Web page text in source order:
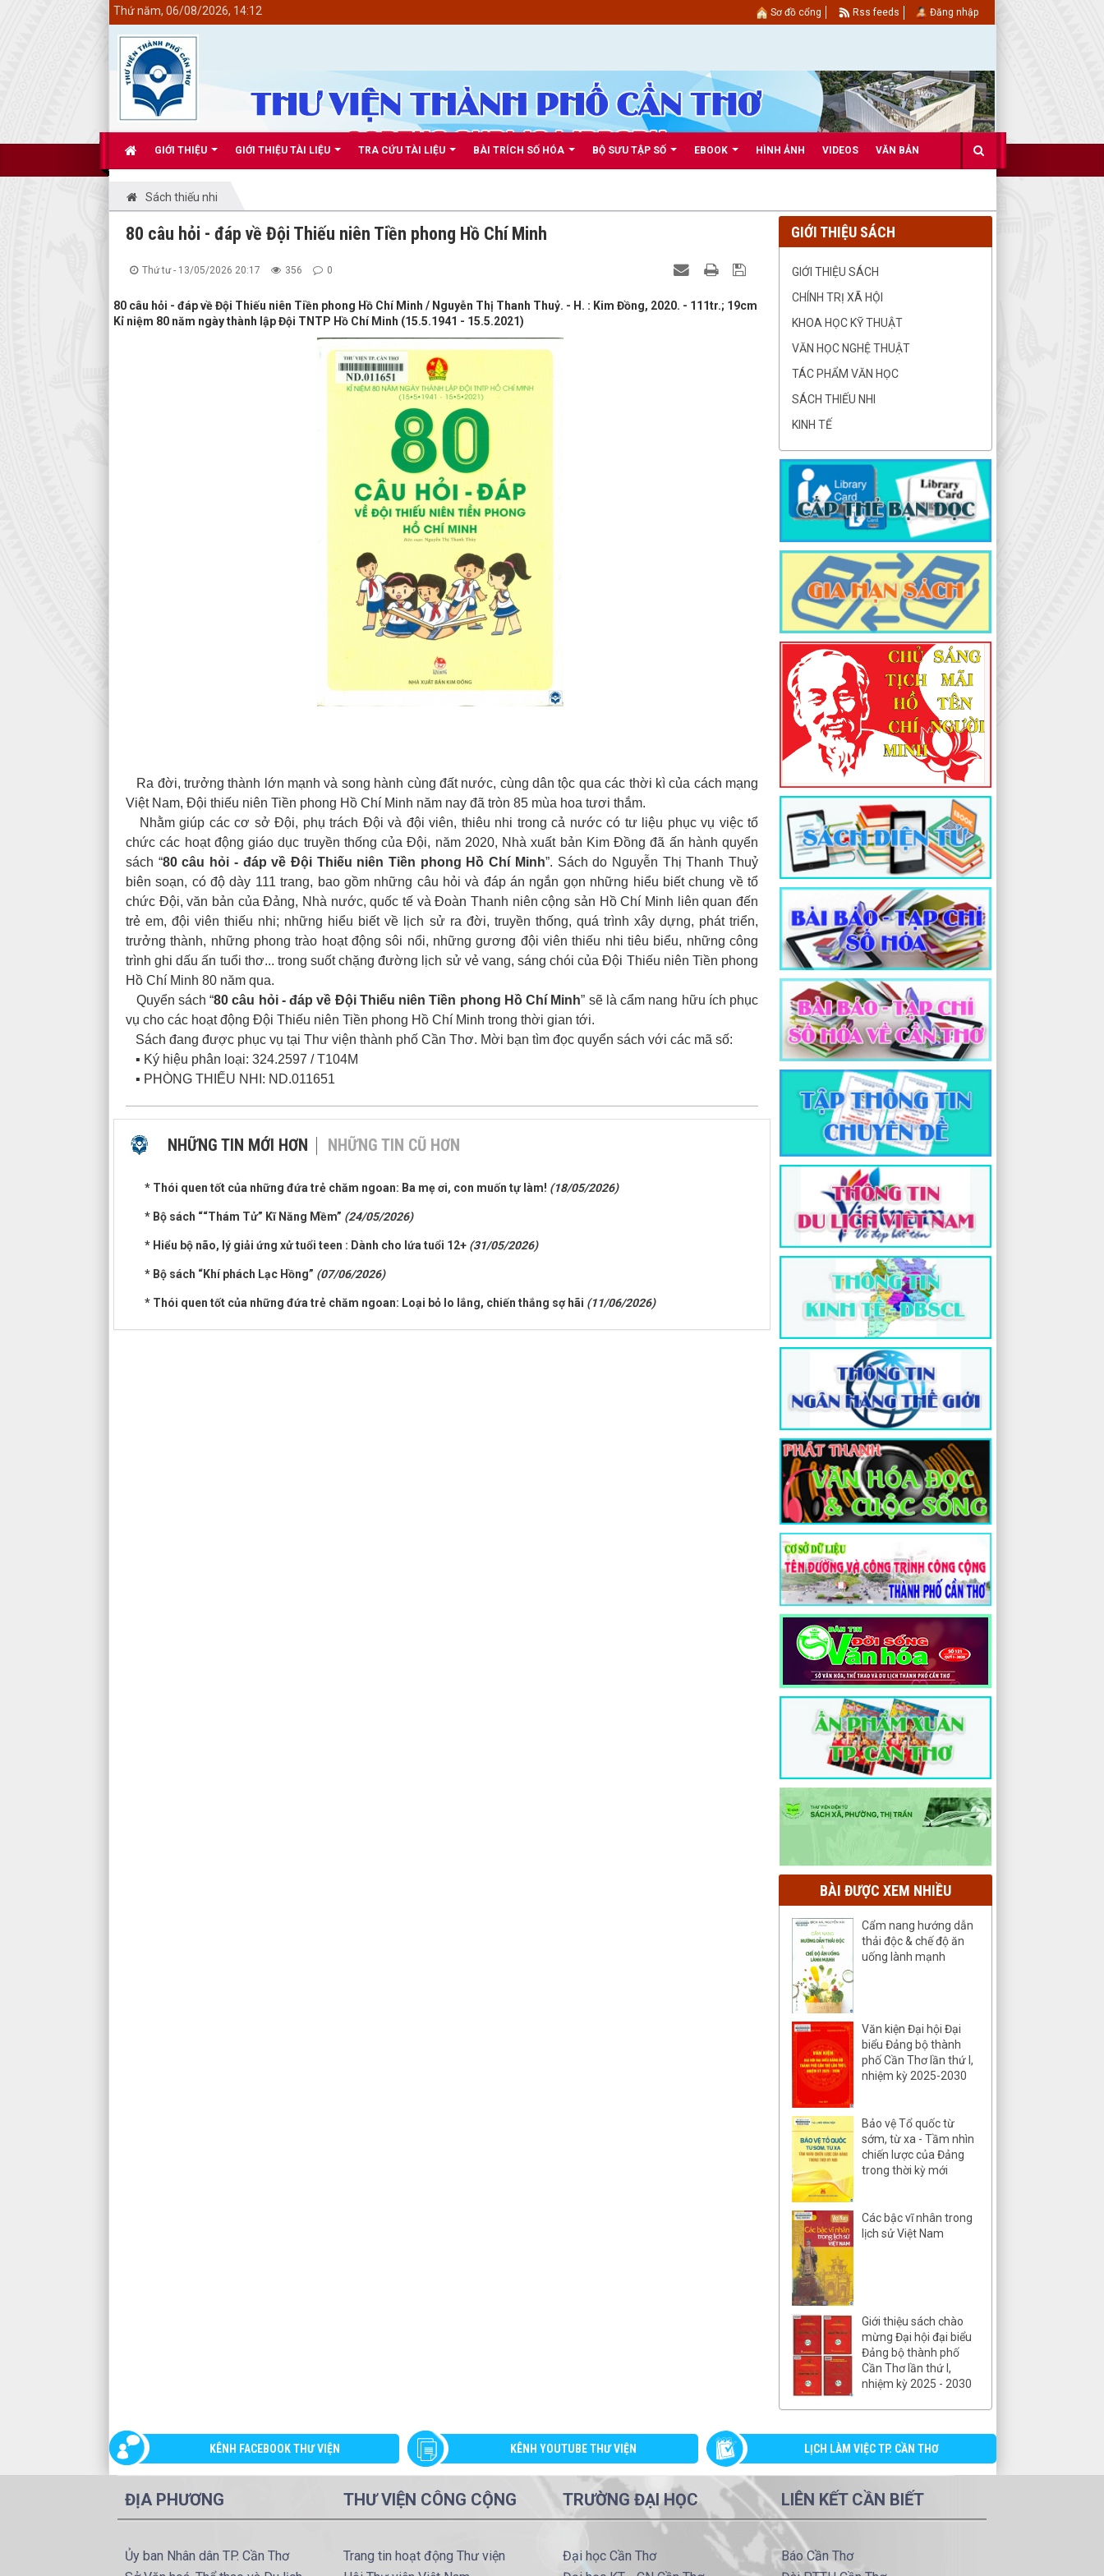
GIỚI THIỆU GIỚI THIỆU TÀI LIỆU TRA CỨU TÀI LIỆU BÀI TRÍCH SỐ HÓA BỘ SƯU TẬP SỐ EBOOK HÌNH ẢNH VIDEOS VĂN BẢN
Thứ năm, 06/08/2026, 14:12 Sơ đồ cổng Rss feeds Đăng nhập
Sách thiếu nhi
80 câu hỏi - đáp về Đội Thiếu niên Tiền phong Hồ Chí Minh
Thứ tư - 13/05/2026 20:17 356 0
80 câu hỏi - đáp về Đội Thiếu niên Tiền phong Hồ Chí Minh / Nguyễn Thị Thanh Thuỷ. - H. : Kim Đồng, 2020. - 111tr.; 19cm
Kỉ niệm 80 năm ngày thành lập Đội TNTP Hồ Chí Minh (15.5.1941 - 15.5.2021)
Ra đời, trưởng thành lớn mạnh và song hành cùng đất nước, cùng dân tộc qua các thời kì của cách mạng
Việt Nam, Đội thiếu niên Tiền phong Hồ Chí Minh năm nay đã tròn 85 mùa hoa tươi thắm.
Nhằm giúp các cơ sở Đội, phụ trách Đội và đội viên, thiêu nhi trong cả nước có tư liệu phục vụ việc tổ
chức các hoạt động giáo dục truyền thống của Đội, năm 2020, Nhà xuất bản Kim Đồng đã ấn hành quyển
sách “80 câu hỏi - đáp về Đội Thiếu niên Tiền phong Hồ Chí Minh”. Sách do Nguyễn Thị Thanh Thuỷ
biên soạn, có độ dày 111 trang, bao gồm những câu hỏi và đáp án ngắn gọn những hiểu biết chung về tổ
chức Đội, văn bản của Đảng, Nhà nước, quốc tế và Đoàn Thanh niên cộng sản Hồ Chí Minh liên quan đến
trẻ em, đội viên thiếu nhi; những hiểu biết về lịch sử ra đời, truyền thống, quá trình xây dựng, phát triển,
trưởng thành, những phong trào hoạt động sôi nổi, những gương đội viên thiếu nhi tiêu biểu, những công
trình ghi dấu ấn tuổi thơ... trong suốt chặng đường lịch sử vẻ vang, sáng chói của Đội Thiếu niên Tiền phong
Hồ Chí Minh 80 năm qua.
Quyển sách “80 câu hỏi - đáp về Đội Thiếu niên Tiền phong Hồ Chí Minh” sẽ là cẩm nang hữu ích phục
vụ cho các hoạt động Đội Thiếu niên Tiền phong Hồ Chí Minh trong thời gian tới.
Sách đang được phục vụ tại Thư viện thành phố Cần Thơ. Mời bạn tìm đọc quyển sách với các mã số:
▪ Ký hiệu phân loại: 324.2597 / T104M
▪ PHÒNG THIẾU NHI: ND.011651
NHỮNG TIN MỚI HƠN NHỮNG TIN CŨ HƠN
* Thói quen tốt của những đứa trẻ chăm ngoan: Ba mẹ ơi, con muốn tự làm! (18/05/2026)
* Bộ sách ““Thám Tử” Kĩ Năng Mềm” (24/05/2026)
* Hiểu bộ não, lý giải ứng xử tuổi teen : Dành cho lứa tuổi 12+ (31/05/2026)
* Bộ sách “Khí phách Lạc Hồng” (07/06/2026)
* Thói quen tốt của những đứa trẻ chăm ngoan: Loại bỏ lo lắng, chiến thắng sợ hãi (11/06/2026)
GIỚI THIỆU SÁCH
GIỚI THIỆU SÁCH
CHÍNH TRỊ XÃ HỘI
KHOA HỌC KỸ THUẬT
VĂN HỌC NGHỆ THUẬT
TÁC PHẨM VĂN HỌC
SÁCH THIẾU NHI
KINH TẾ
BÀI ĐƯỢC XEM NHIỀU
Cẩm nang hướng dẫn
thải độc & chế độ ăn
uống lành mạnh
Văn kiện Đại hội Đại
biểu Đảng bộ thành
phố Cần Thơ lần thứ I,
nhiệm kỳ 2025-2030
Bảo vệ Tổ quốc từ
sớm, từ xa - Tầm nhìn
chiến lược của Đảng
trong thời kỳ mới
Các bậc vĩ nhân trong
lịch sử Việt Nam
Giới thiệu sách chào
mừng Đại hội đại biểu
Đảng bộ thành phố
Cần Thơ lần thứ I,
nhiệm kỳ 2025 - 2030
KÊNH FACEBOOK THƯ VIỆN KÊNH YOUTUBE THƯ VIỆN LỊCH LÀM VIỆC TP. CẦN THƠ
ĐỊA PHƯƠNG
Ủy ban Nhân dân TP. Cần Thơ
THƯ VIỆN CÔNG CỘNG
Trang tin hoạt động Thư viện
TRƯỜNG ĐẠI HỌC
Đại học Cần Thơ
LIÊN KẾT CẦN BIẾT
Báo Cần Thơ